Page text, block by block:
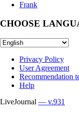
Frank
CHOOSE
Privacy Policy
User Agreement
Recommendation
Help
LiveJournal — v.931